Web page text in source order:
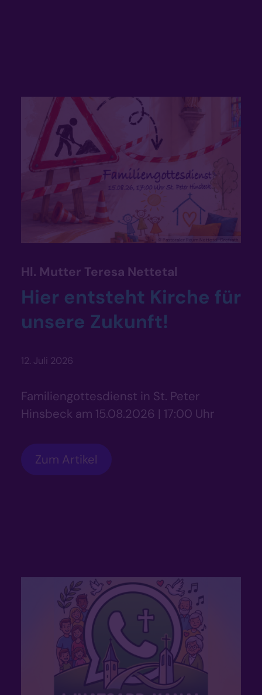
© Pastoraler Raum Nettetal-Grefrath
Hl. Mutter Teresa Nettetal
Hier entsteht Kirche für
unsere Zukunft!
12. Juli 2026
Familiengottesdienst in St. Peter
Hinsbeck am 15.08.2026 | 17:00 Uhr
Zum Artikel